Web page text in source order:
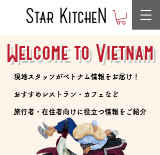
Welcome to Vietnam
​現地スタッフがベトナム情報をお届け！
​おすすめレストラン・カフェなど
​旅行者・在住者向けに役立つ情報をご紹介